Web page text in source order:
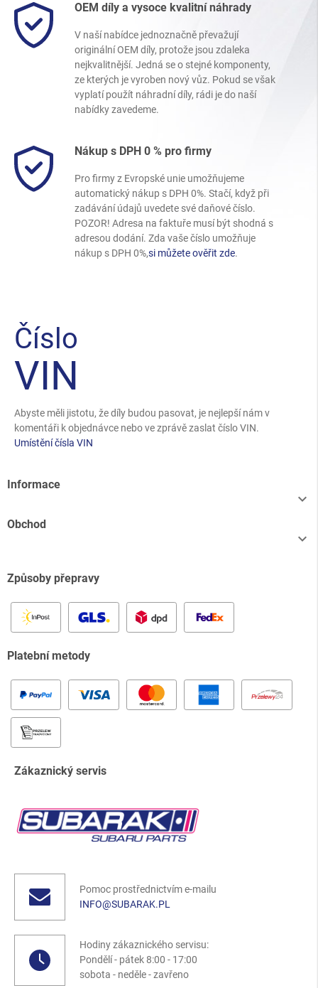
OEM díly a vysoce kvalitní náhrady
V naší nabídce jednoznačně převažují
originální OEM díly, protože jsou zdaleka
nejkvalitnější. Jedná se o stejné komponenty,
ze kterých je vyroben nový vůz. Pokud se však
vyplatí použít náhradní díly, rádi je do naší
nabídky zavedeme.
Nákup s DPH 0 % pro firmy
Pro firmy z Evropské unie umožňujeme
automatický nákup s DPH 0%. Stačí, když při
zadávání údajů uvedete své daňové číslo.
POZOR! Adresa na faktuře musí být shodná s
adresou dodání. Zda vaše číslo umožňuje
nákup s DPH 0%,si můžete ověřit zde.
Číslo
VIN
Abyste měli jistotu, že díly budou pasovat, je nejlepší nám v
komentáři k objednávce nebo ve zprávě zaslat číslo VIN.
Umístění čísla VIN
Informace

Obchod

Způsoby přepravy
Platební metody
Zákaznický servis
Pomoc prostřednictvím e-mailu
INFO@SUBARAK.PL
Hodiny zákaznického servisu:
Pondělí - pátek 8:00 - 17:00
sobota - neděle - zavřeno